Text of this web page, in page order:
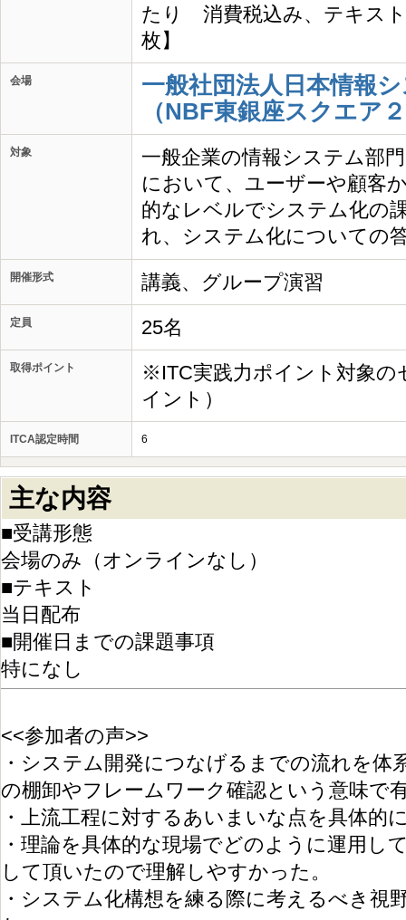
たり 消費税込み、テキス
枚】
会場
一般社団法人日本情報
（NBF東銀座スクエア
対象
一般企業の情報システム部
において、ユーザーや顧客
的なレベルでシステム化の
れ、システム化についての
開催形式 講義、グループ演習
定員 25名
取得ポイント
※ITC実践力ポイント対象の
イント）
ITCA認定時間 6
主な内容
■受講形態
会場のみ（オンラインなし）
■テキスト
当日配布
■開催日までの課題事項
特になし
<<参加者の声>>
・システム開発につなげるまでの流れを体
の棚卸やフレームワーク確認という意味で
・上流工程に対するあいまいな点を具体的
・理論を具体的な現場でどのように運用し
して頂いたので理解しやすかった。
・システム化構想を練る際に考えるべき視